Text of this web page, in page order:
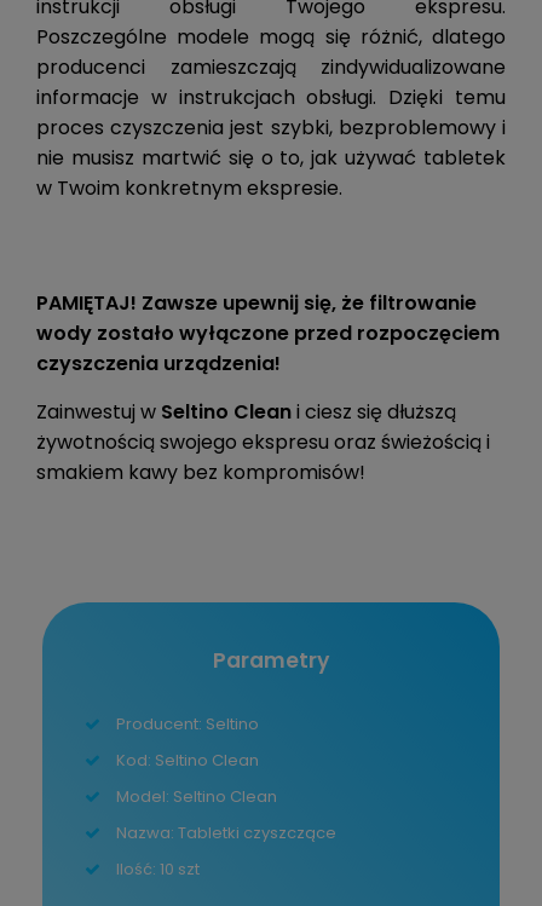
instrukcji obsługi Twojego ekspresu.
Poszczególne modele mogą się różnić, dlatego
producenci zamieszczają zindywidualizowane
informacje w instrukcjach obsługi. Dzięki temu
proces czyszczenia jest szybki, bezproblemowy i
nie musisz martwić się o to, jak używać tabletek
w Twoim konkretnym ekspresie.
PAMIĘTAJ! Zawsze upewnij się, że filtrowanie
wody zostało wyłączone przed rozpoczęciem
czyszczenia urządzenia!
Zainwestuj w Seltino Cleani ciesz się dłuższą
żywotnością swojego ekspresu oraz świeżością i
smakiem kawy bez kompromisów!
Parametry
Producent: Seltino
Kod: Seltino Clean
Model: Seltino Clean
Nazwa: Tabletki czyszczące
Ilość: 10 szt